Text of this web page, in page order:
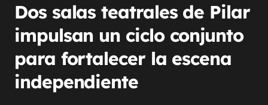
Dos salas teatrales de Pilar
impulsan un ciclo conjunto
para fortalecer la escena
independiente